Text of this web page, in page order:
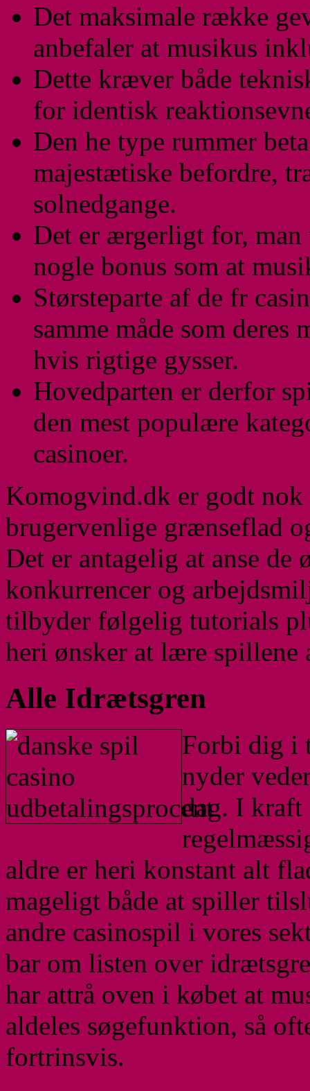
Det maksimale række
anbefaler at musikus
Dette kræver både
for identisk
Den he type rummer
majestætiske befordre,
solnedgange.
Det er ærgerligt for,
nogle bonus som at
Størsteparte af de fr
samme måde som
hvis rigtige gysser.
Hovedparten er derfor
den mest populære
casinoer.
Komogvind.dk er godt
brugervenlige grænseflad
Det er antagelig at anse de
konkurrencer og
tilbyder følgelig tutorials
heri ønsker at lære spillene
Alle Idrætsgren
Forbi dig i
nyder
dag. I kraft
aldre er heri konstant alt
mageligt både at spiller
andre casinospil i vores
bar om listen over
har attrå oven i købet at
aldeles søgefunktion, så
fortrinsvis.